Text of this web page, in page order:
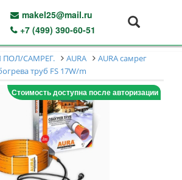
makel25@mail.ru
+7 (499) 390-60-51
ПОЛ/САМРЕГ. AURA
AURA самрег
труб FS 17W/m
Стоимость доступна после авторизации